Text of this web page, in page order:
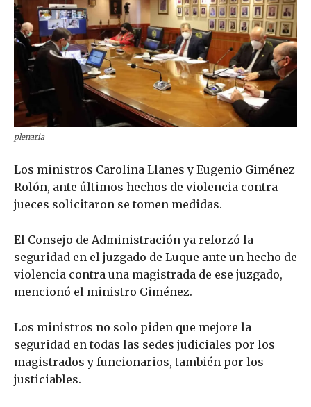
plenaria
Los ministros Carolina Llanes y Eugenio Giménez
Rolón, ante últimos hechos de violencia contra
jueces solicitaron se tomen medidas.
El Consejo de Administración ya reforzó la
seguridad en el juzgado de Luque ante un hecho de
violencia contra una magistrada de ese juzgado,
mencionó el ministro Giménez.
Los ministros no solo piden que mejore la
seguridad en todas las sedes judiciales por los
magistrados y funcionarios, también por los
justiciables.